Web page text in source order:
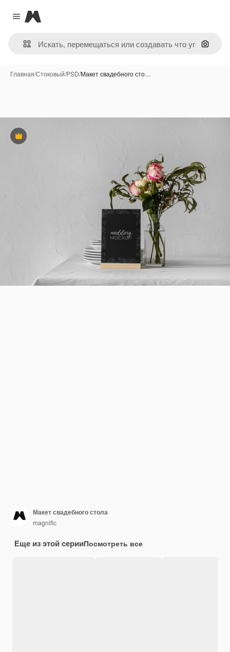
Close menu
Magnific
Поиск
Главная/Стоковый/PSD/Макет свадебного сто…
Премиум
Макет свадебного стола
magnific
Еще из этой серииПосмотреть все